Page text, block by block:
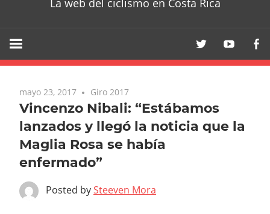
La web del ciclismo en Costa Rica
mayo 23, 2017 Giro 2017
Vincenzo Nibali: “Estábamos
lanzados y llegó la noticia que la
Maglia Rosa se había
enfermado”
Posted bySteeven Mora